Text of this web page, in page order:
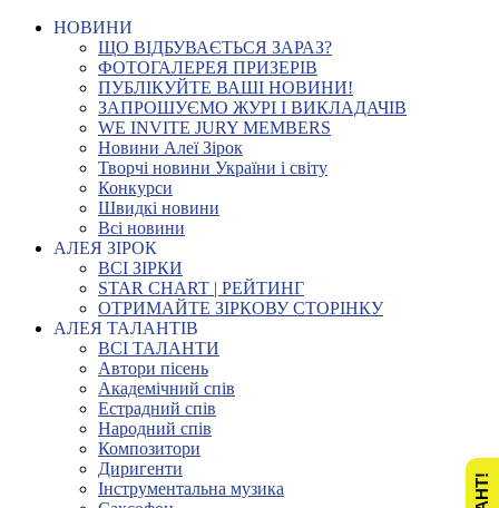
НОВИНИ
ЩО ВІДБУВАЄТЬСЯ ЗАРАЗ?
ФОТОГАЛЕРЕЯ ПРИЗЕРІВ
ПУБЛІКУЙТЕ ВАШІ НОВИНИ!
ЗАПРОШУЄМО ЖУРІ І ВИКЛАДАЧІВ
WE INVITE JURY MEMBERS
Новини Алеї Зірок
Творчі новини України і світу
Конкурси
Швидкі новини
Всі новини
АЛЕЯ ЗІРОК
ВСІ ЗІРКИ
STAR CHART | РЕЙТИНГ
ОТРИМАЙТЕ ЗІРКОВУ СТОРІНКУ
АЛЕЯ ТАЛАНТІВ
ВСІ ТАЛАНТИ
Автори пісень
Академічний спів
Естрадний спів
Народний спів
Композитори
Диригенти
Інструментальна музика